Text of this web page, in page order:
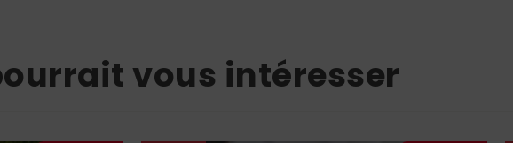
vous intéresser